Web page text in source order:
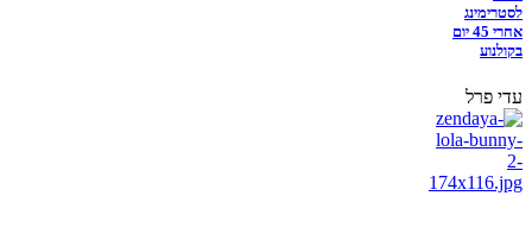
לסטרימינג
אחרי 45 יום
בקולנוע
עדי פרל